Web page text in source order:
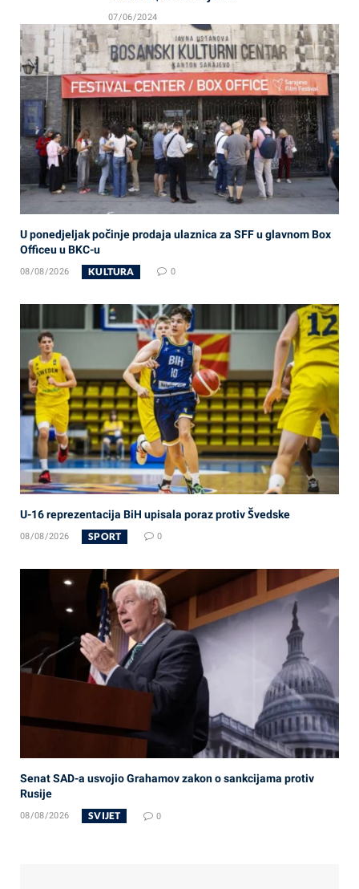
07/06/2024
U ponedjeljak počinje prodaja ulaznica za SFF u glavnom Box
Officeu u BKC-u
08/08/2026 KULTURA 0
U-16 reprezentacija BiH upisala poraz protiv Švedske
08/08/2026 SPORT 0
Senat SAD-a usvojio Grahamov zakon o sankcijama protiv
Rusije
08/08/2026 SVIJET 0